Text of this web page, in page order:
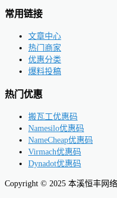
常用链接
文章中心
热门商家
优惠分类
爆料投稿
热门优惠
搬瓦工优惠码
Namesilo优惠码
NameCheap优惠码
Virmach优惠码
Dynadot优惠码
Copyright © 2025 本溪恒丰网